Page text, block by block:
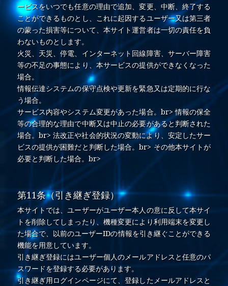
ービスをいつでも任意の理由で追加、変更、中断、終了する
ことができるものとし、これに起因するユーザー又は第三者
の蒙った損害等について、本サイト運営者は一切の責任を負
わないものとします。
火災、天災、停電、インターネット回線障害、サーバー障害
等の不足の事態により、本サービスの提供ができなくなった
場合。
情報伝達システムの保守点検や更新を緊急又は定期的に行な
う場合。
サービス内容やシステム変更があった場合。br> 情報の保全
等の合理的な理由で中断又は中止の必要があると判断された
場合。br> 法改正や社会的状況の変動により、安定したサー
ビスの提供が困難だと判断した場合。br> その他本サイトが
必要と判断した場合。br>
第11条（引き継ぎ登録）
本サイトでは、ユーザーがユーザー本人の意に反して本サイ
トを削除してしまったり、機種変更により利用端末を変更し
た場合で、以前のユーザーIDの情報を引き継ぐことができる
機能を用意しています。
引き継ぎ登録にはユーザー個人のメールアドレスと任意のパ
スワードを登録する必要があります。
引き継ぎ用ログインページにて、登録したメールアドレスと